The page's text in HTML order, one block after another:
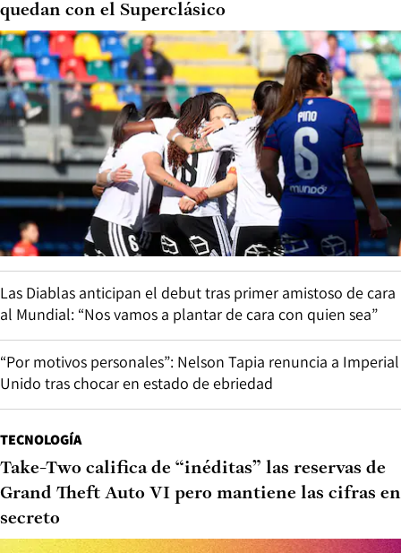
quedan con el Superclásico
Las Diablas anticipan el debut tras primer amistoso de cara
al Mundial: “Nos vamos a plantar de cara con quien sea”
“Por motivos personales”: Nelson Tapia renuncia a Imperial
Unido tras chocar en estado de ebriedad
TECNOLOGÍA
Take-Two califica de “inéditas” las reservas de
Grand Theft Auto VI pero mantiene las cifras en
secreto